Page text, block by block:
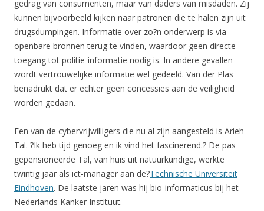
gedrag van consumenten, maar van daders van misdaden. Zij
kunnen bijvoorbeeld kijken naar patronen die te halen zijn uit
drugsdumpingen. Informatie over zo?n onderwerp is via
openbare bronnen terug te vinden, waardoor geen directe
toegang tot politie-informatie nodig is. In andere gevallen
wordt vertrouwelijke informatie wel gedeeld. Van der Plas
benadrukt dat er echter geen concessies aan de veiligheid
worden gedaan.
Een van de cybervrijwilligers die nu al zijn aangesteld is Arieh
Tal. ?Ik heb tijd genoeg en ik vind het fascinerend.? De pas
gepensioneerde Tal, van huis uit natuurkundige, werkte
twintig jaar als ict-manager aan de?Technische Universiteit
Eindhoven. De laatste jaren was hij bio-informaticus bij het
Nederlands Kanker Instituut.